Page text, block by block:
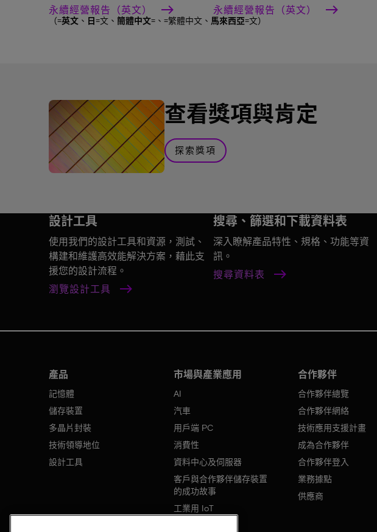
永續經營報告（英文） 永續經營報告（英文）
（=英文 、 日=文、 簡體中文=、 =繁體中文、 馬來西亞=文）
查看獎項與肯定
探索獎項
設計工具
使用我們的設計工具和資源，測試、
構建和維護高效能解決方案，藉此支
援您的設計流程。
瀏覽設計工具
搜尋、篩選和下載資料表
深入瞭解產品特性、規格、功能等資
訊。
搜尋資料表
產品
記憶體
儲存裝置
多晶片封裝
技術領導地位
設計工具
市場與產業應用
AI
汽車
用戶端 PC
消費性
資料中心及伺服器
客戶與合作夥伴儲存裝置
的成功故事
工業用 IoT
合作夥伴
合作夥伴總覽
合作夥伴網絡
技術應用支援計畫
成為合作夥伴
合作夥伴登入
業務據點
供應商